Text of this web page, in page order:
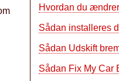
Hvordan du
Sådan installeres
Sådan Udskift
Sådan Fix My Car